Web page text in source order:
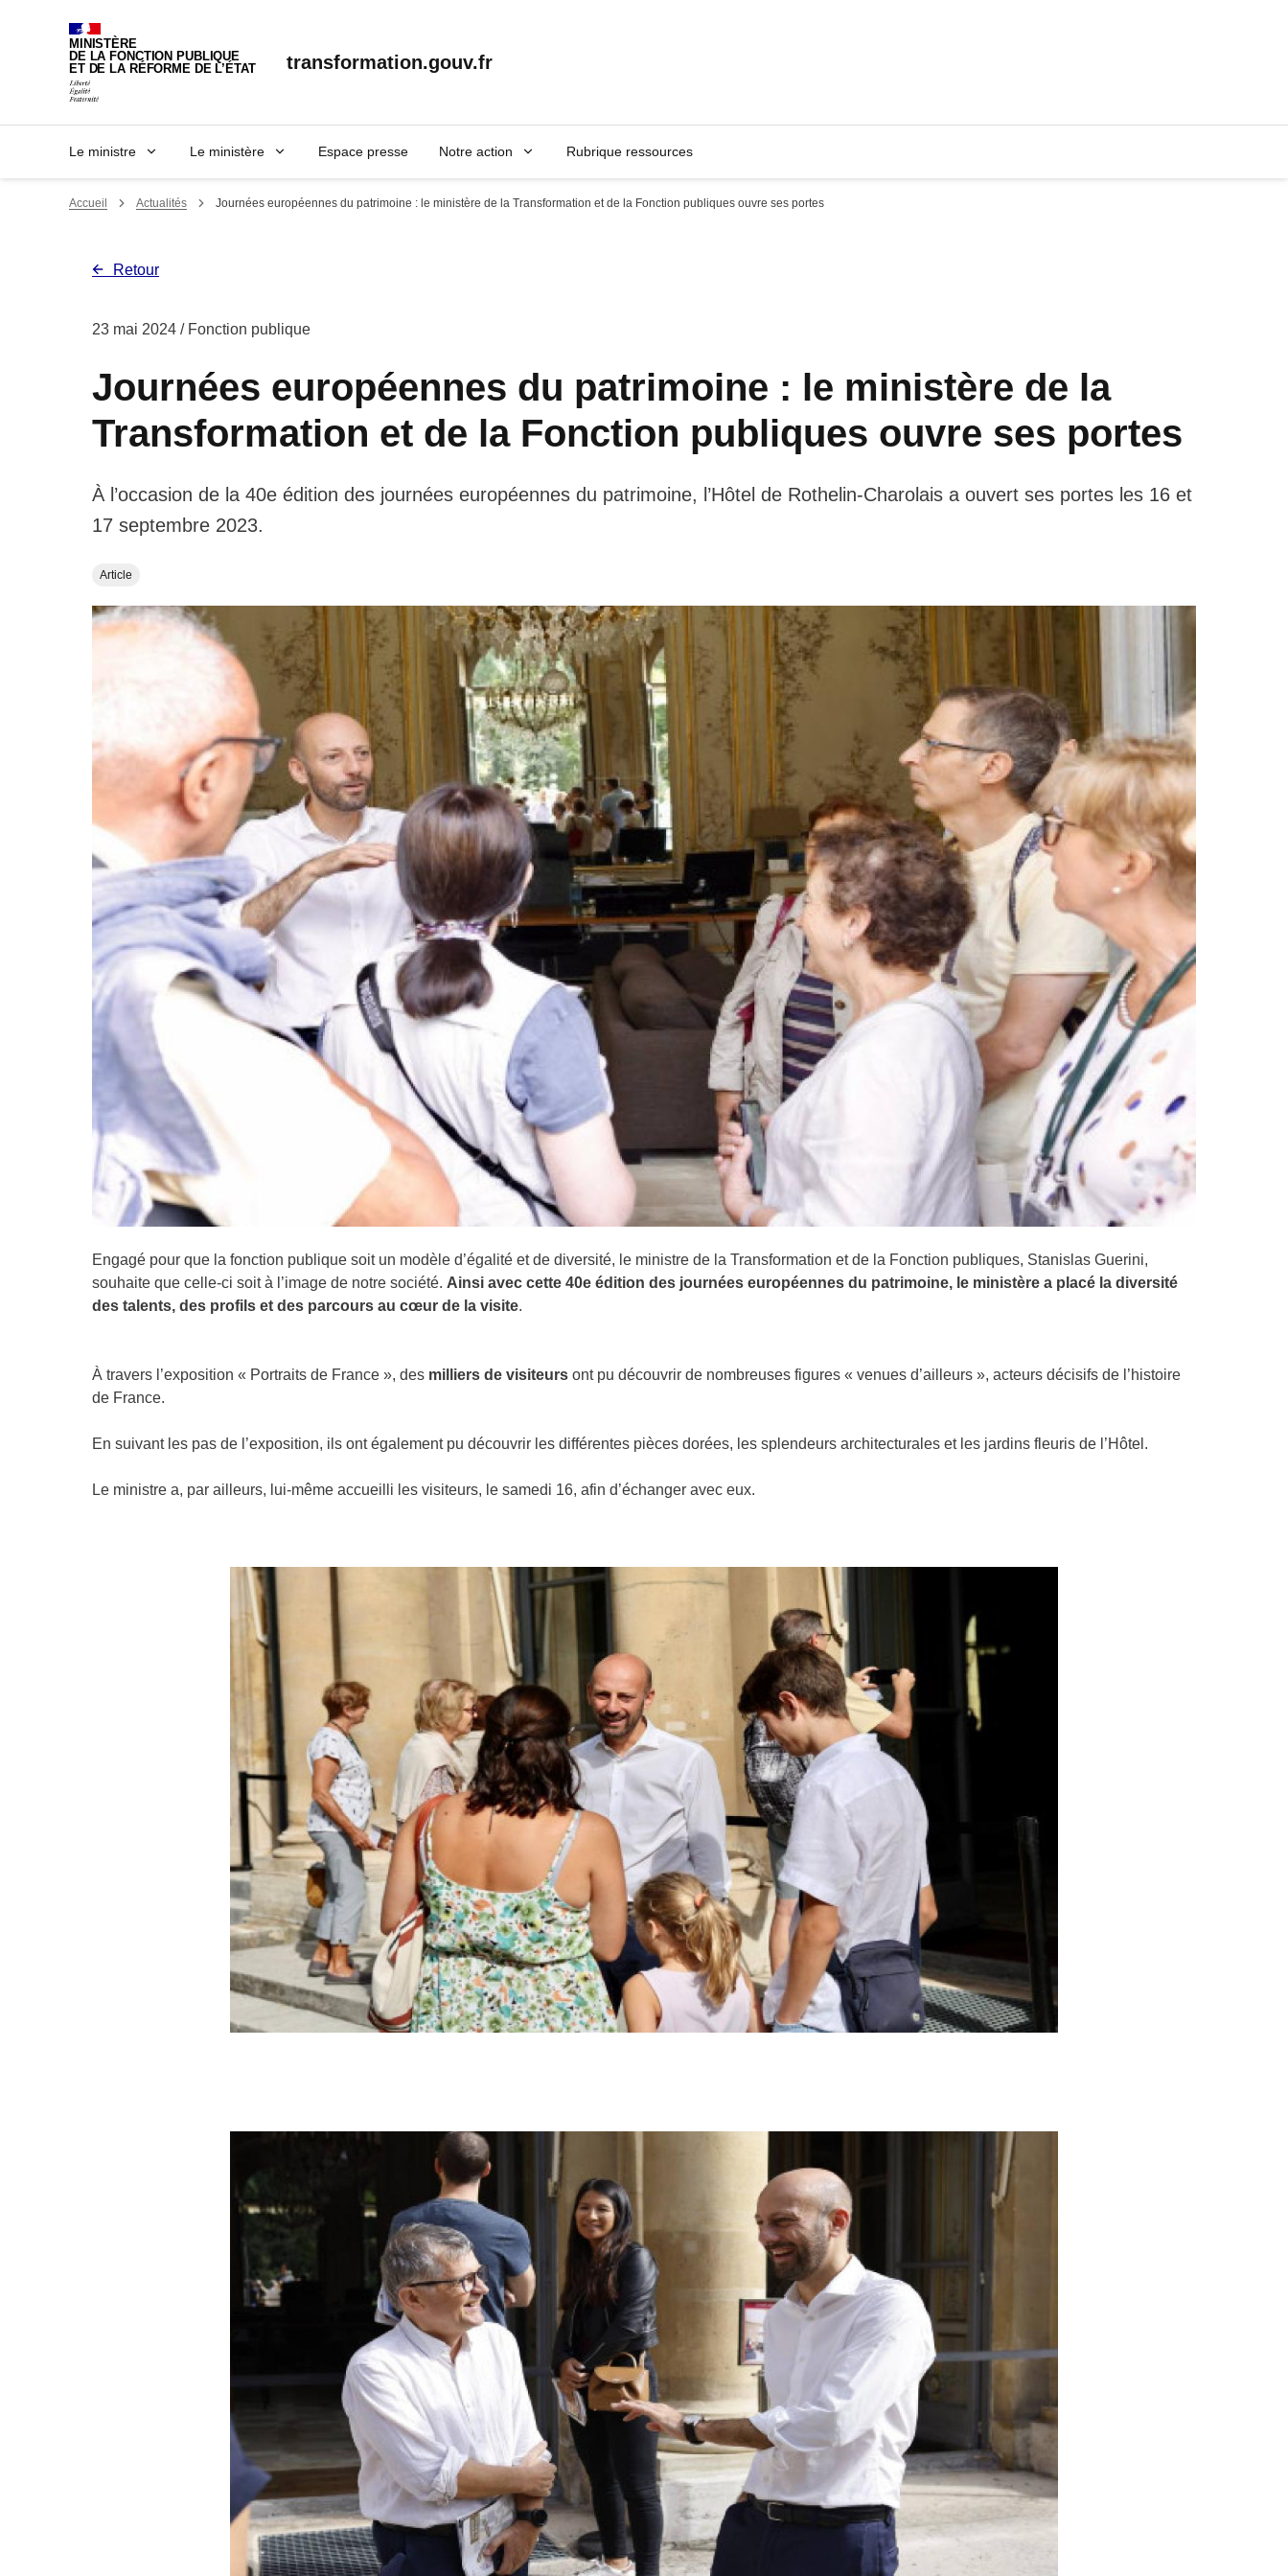
MINISTÈRE
DE LA FONCTION PUBLIQUE
ET DE LA RÉFORME DE L’ÉTAT
transformation.gouv.fr
Le ministre Le ministère Espace presse Notre action Rubrique ressources
Accueil Actualités Journées européennes du patrimoine : le ministère de la Transformation et de la Fonction publiques ouvre ses portes
Retour
23 mai 2024 / Fonction publique
Journées européennes du patrimoine : le ministère de la
Transformation et de la Fonction publiques ouvre ses portes
À l’occasion de la 40e édition des journées européennes du patrimoine, l’Hôtel de Rothelin-Charolais a ouvert ses portes les 16 et
17 septembre 2023.
Article
Engagé pour que la fonction publique soit un modèle d’égalité et de diversité, le ministre de la Transformation et de la Fonction publiques, Stanislas Guerini,
souhaite que celle-ci soit à l’image de notre société. Ainsi avec cette 40e édition des journées européennes du patrimoine, le ministère a placé la diversité
des talents, des profils et des parcours au cœur de la visite.
À travers l’exposition « Portraits de France », des milliers de visiteurs ont pu découvrir de nombreuses figures « venues d’ailleurs », acteurs décisifs de l’histoire
de France.
En suivant les pas de l’exposition, ils ont également pu découvrir les différentes pièces dorées, les splendeurs architecturales et les jardins fleuris de l’Hôtel.
Le ministre a, par ailleurs, lui-même accueilli les visiteurs, le samedi 16, afin d’échanger avec eux.